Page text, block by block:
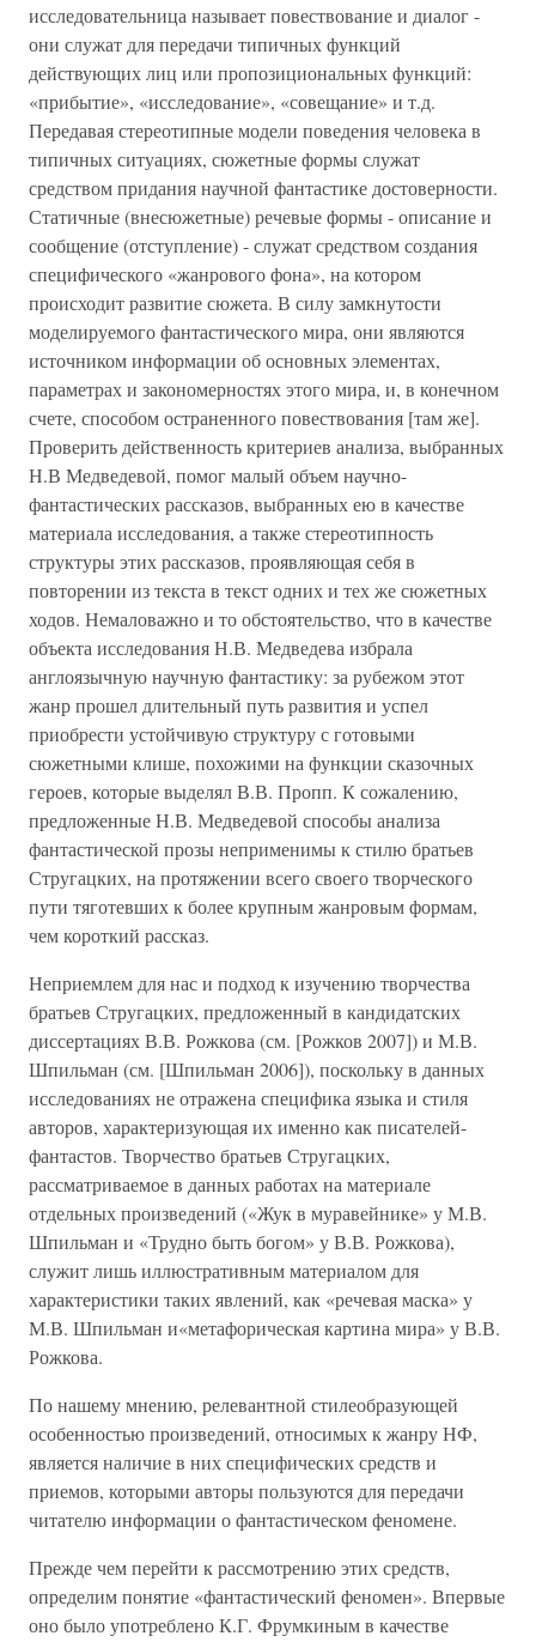
исследовательница называет повествование и диалог -
они служат для передачи типичных функций
действующих лиц или пропозициональных функций:
«прибытие», «исследование», «совещание» и т.д.
Передавая стереотипные модели поведения человека в
типичных ситуациях, сюжетные формы служат
средством придания научной фантастике достоверности.
Статичные (внесюжетные) речевые формы - описание и
сообщение (отступление) - служат средством создания
специфического «жанрового фона», на котором
происходит развитие сюжета. В силу замкнутости
моделируемого фантастического мира, они являются
источником информации об основных элементах,
параметрах и закономерностях этого мира, и, в конечном
счете, способом остраненного повествования [там же].
Проверить действенность критериев анализа, выбранных
Н.В Медведевой, помог малый объем научно-
фантастических рассказов, выбранных ею в качестве
материала исследования, а также стереотипность
структуры этих рассказов, проявляющая себя в
повторении из текста в текст одних и тех же сюжетных
ходов. Немаловажно и то обстоятельство, что в качестве
объекта исследования Н.В. Медведева избрала
англоязычную научную фантастику: за рубежом этот
жанр прошел длительный путь развития и успел
приобрести устойчивую структуру с готовыми
сюжетными клише, похожими на функции сказочных
героев, которые выделял В.В. Пропп. К сожалению,
предложенные Н.В. Медведевой способы анализа
фантастической прозы неприменимы к стилю братьев
Стругацких, на протяжении всего своего творческого
пути тяготевших к более крупным жанровым формам,
чем короткий рассказ.
Неприемлем для нас и подход к изучению творчества
братьев Стругацких, предложенный в кандидатских
диссертациях В.В. Рожкова (см. [Рожков 2007]) и М.В.
Шпильман (см. [Шпильман 2006]), поскольку в данных
исследованиях не отражена специфика языка и стиля
авторов, характеризующая их именно как писателей-
фантастов. Творчество братьев Стругацких,
рассматриваемое в данных работах на материале
отдельных произведений («Жук в муравейнике» у М.В.
Шпильман и «Трудно быть богом» у В.В. Рожкова),
служит лишь иллюстративным материалом для
характеристики таких явлений, как «речевая маска» у
М.В. Шпильман и«метафорическая картина мира» у В.В.
Рожкова.
По нашему мнению, релевантной стилеобразующей
особенностью произведений, относимых к жанру НФ,
является наличие в них специфических средств и
приемов, которыми авторы пользуются для передачи
читателю информации о фантастическом феномене.
Прежде чем перейти к рассмотрению этих средств,
определим понятие «фантастический феномен». Впервые
оно было употреблено К.Г. Фрумкиным в качестве